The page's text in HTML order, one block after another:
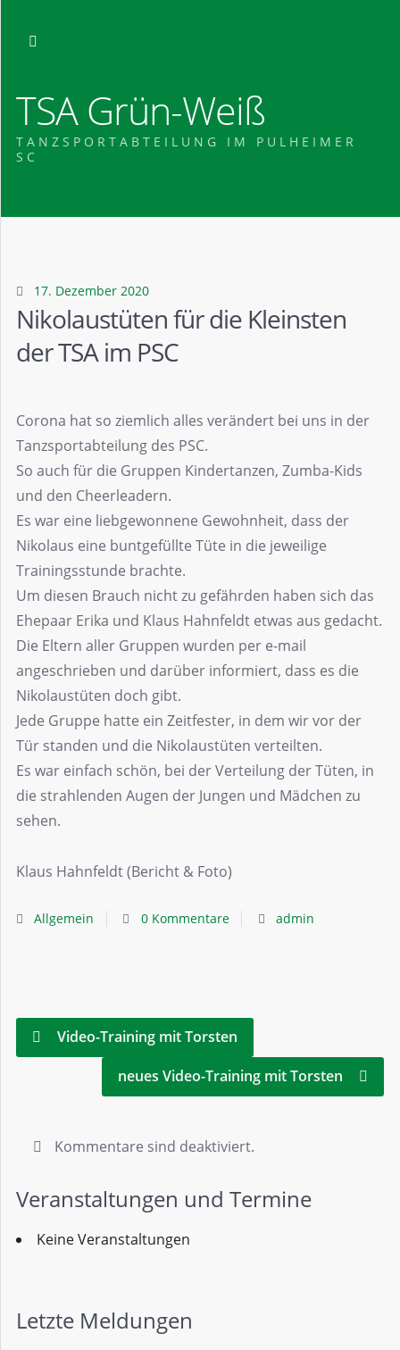
TSA Grün-Weiß
TANZSPORTABTEILUNG IM PULHEIMER
SC
17. Dezember 2020
Nikolaustüten für die Kleinsten
der TSA im PSC
Corona hat so ziemlich alles verändert bei uns in der
Tanzsportabteilung des PSC.
So auch für die Gruppen Kindertanzen, Zumba-Kids
und den Cheerleadern.
Es war eine liebgewonnene Gewohnheit, dass der
Nikolaus eine buntgefüllte Tüte in die jeweilige
Trainingsstunde brachte.
Um diesen Brauch nicht zu gefährden haben sich das
Ehepaar Erika und Klaus Hahnfeldt etwas aus gedacht.
Die Eltern aller Gruppen wurden per e-mail
angeschrieben und darüber informiert, dass es die
Nikolaustüten doch gibt.
Jede Gruppe hatte ein Zeitfester, in dem wir vor der
Tür standen und die Nikolaustüten verteilten.
Es war einfach schön, bei der Verteilung der Tüten, in
die strahlenden Augen der Jungen und Mädchen zu
sehen.
Klaus Hahnfeldt (Bericht & Foto)
Allgemein 0 Kommentare admin
Video-Training mit Torsten
neues Video-Training mit Torsten
Kommentare sind deaktiviert.
Veranstaltungen und Termine
Keine Veranstaltungen
Letzte Meldungen